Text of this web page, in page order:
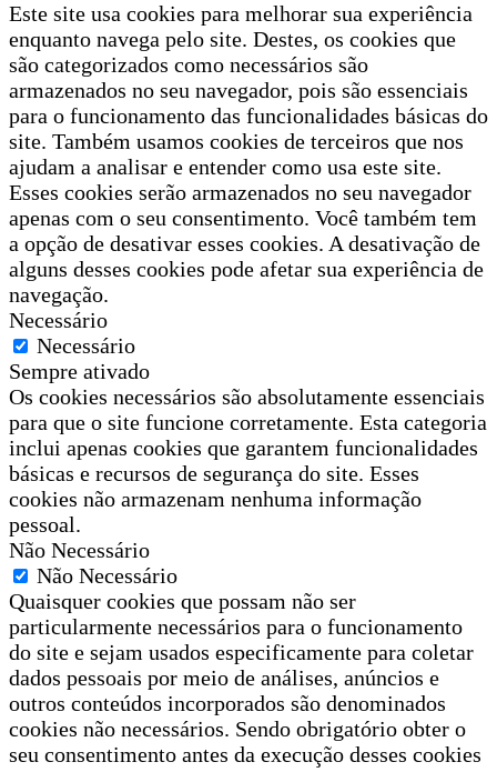
Este site usa cookies para melhorar sua experiência
enquanto navega pelo site. Destes, os cookies que
são categorizados como necessários são
armazenados no seu navegador, pois são essenciais
para o funcionamento das funcionalidades básicas do
site. Também usamos cookies de terceiros que nos
ajudam a analisar e entender como usa este site.
Esses cookies serão armazenados no seu navegador
apenas com o seu consentimento. Você também tem
a opção de desativar esses cookies. A desativação de
alguns desses cookies pode afetar sua experiência de
navegação.
Necessário
Necessário
Sempre ativado
Os cookies necessários são absolutamente essenciais
para que o site funcione corretamente. Esta categoria
inclui apenas cookies que garantem funcionalidades
básicas e recursos de segurança do site. Esses
cookies não armazenam nenhuma informação
pessoal.
Não Necessário
Não Necessário
Quaisquer cookies que possam não ser
particularmente necessários para o funcionamento
do site e sejam usados especificamente para coletar
dados pessoais por meio de análises, anúncios e
outros conteúdos incorporados são denominados
cookies não necessários. Sendo obrigatório obter o
seu consentimento antes da execução desses cookies